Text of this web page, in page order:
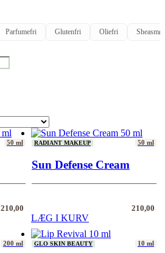
Parfumefri Glutenfri Oliefri Sheasmør
50 ml
210,00
RADIANT MAKEUP 50 ml
Sun Defense Cream
210,00
LÆG I KURV
200 ml GLO SKIN BEAUTY 10 ml